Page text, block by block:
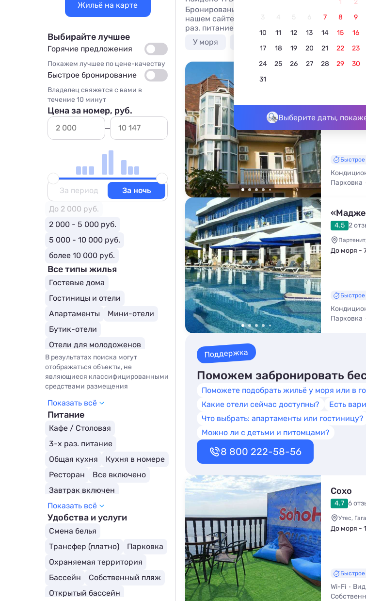
1
2
3
4 5 6 7 8
9
10
11 12 13 14 15
16
17
18 19 20 21 22
23
24
25 26 27 28 29
30
31
Выберите даты,
Бронирование лучших отелей и гостиниц в
нашем сайте. Недорогой отдых у моря в
раз. питанием, общей кухней и кухней в номере.
У моря
Утес,
До моря -
Парковка
4.5 2
До моря -
Парковка
Поддержка
Поможем забронировать
Поможете подобрать жильё у моря или в
Какие отели сейчас доступны?
Есть
Что выбрать: апартаменты или гостиницу?
Можно ли с детьми и питомцами?
8 800 222-58-56
Сохо
4.7 6
Утес,
До моря -
Wi-Fi
Жильё на карте
Выбирайте лучшее
Горячие предложения
Покажем лучшее по цене-качеству
Быстрое бронирование
Владелец свяжется с вами в
течение 10 минут
Цена за номер, руб.
За период
За ночь
До 2 000 руб.
2 000 - 5 000 руб.
5 000 - 10 000 руб.
более 10 000 руб.
Все типы жилья
Гостевые дома
Гостиницы и отели
Апартаменты
Мини-отели
Бутик-отели
Отели для молодоженов
Курортные отели
SPA-отели
В результатах поиска могут
отображаться объекты, не
являющиеся классифицированными
средствами размещения
Показать всё
Питание
Кафе / Столовая
3-х раз. питание
Общая кухня
Кухня в номере
Ресторан
Все включено
Завтрак включен
Детское меню
Показать всё
Удобства и услуги
Смена белья
Трансфер (платно)
Парковка
Охраняемая территория
Бассейн
Собственный пляж
Открытый бассейн